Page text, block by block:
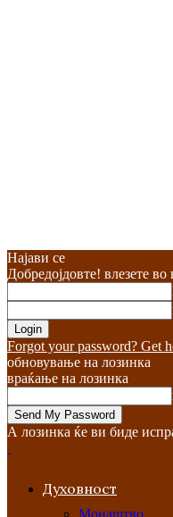
Најави се
Добредојдовте! влезете
Forgot your password? Get
обновување на лозинка
враќање на лозинка
А лозинка ќе ви биде
Духовност
Монаштво